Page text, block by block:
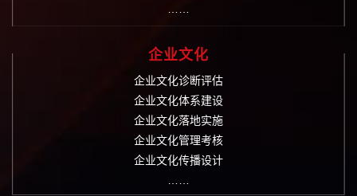
……
企业文化
企业文化诊断评估
企业文化体系建设
企业文化落地实施
企业文化管理考核
企业文化传播设计
……